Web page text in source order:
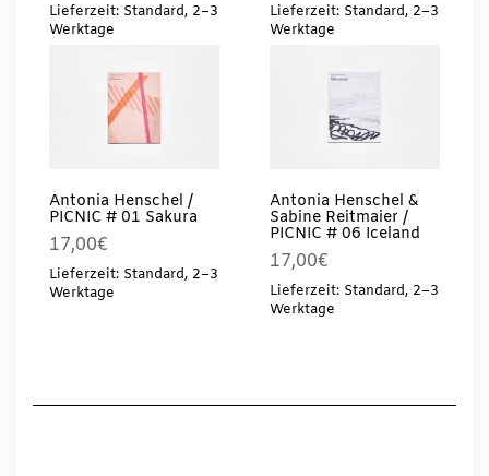
Lieferzeit: Standard, 2–3
Werktage
Lieferzeit: Standard, 2–3
Werktage
Antonia Henschel /
PICNIC # 01 Sakura
17,00€
Lieferzeit: Standard, 2–3
Werktage
Antonia Henschel &
Sabine Reitmaier /
PICNIC # 06 Iceland
17,00€
Lieferzeit: Standard, 2–3
Werktage